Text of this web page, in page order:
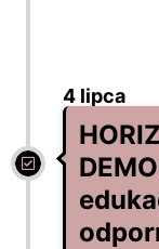
4 lipca